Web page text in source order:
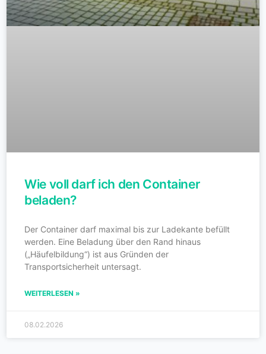
Wie voll darf ich den Container
beladen?
Der Container darf maximal bis zur Ladekante befüllt
werden. Eine Beladung über den Rand hinaus
(„Häufelbildung“) ist aus Gründen der
Transportsicherheit untersagt.
WEITERLESEN »
08.02.2026